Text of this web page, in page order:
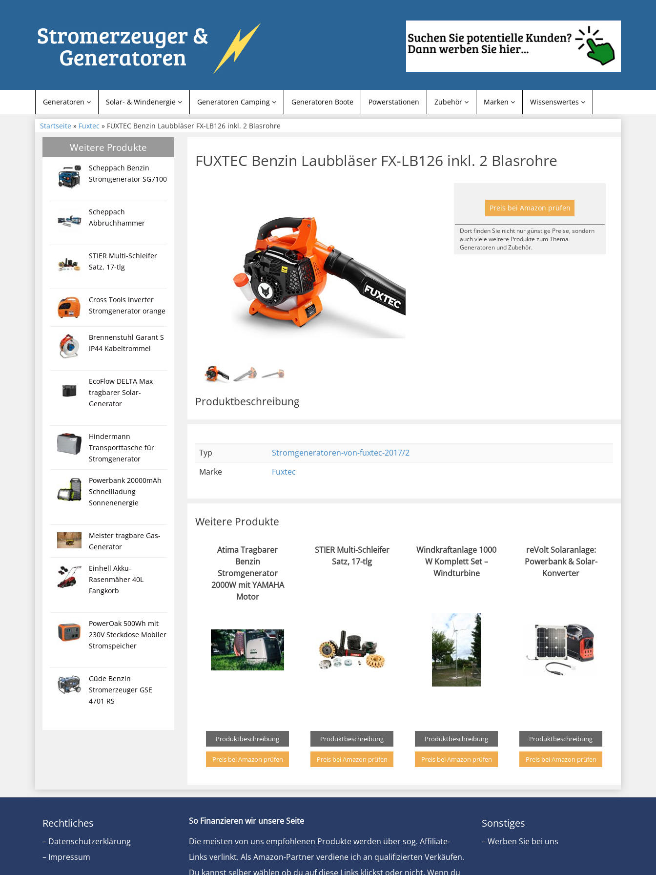
Generatoren Solar- & Windenergie Generatoren Camping Generatoren Boote Powerstationen Zubehör Marken Wissenswertes
Startseite » Fuxtec » FUXTEC Benzin Laubbläser FX-LB126 inkl. 2 Blasrohre
Weitere Produkte
Scheppach Benzin
Stromgenerator SG7100
Scheppach
Abbruchhammer
STIER Multi-Schleifer
Satz, 17-tlg
Cross Tools Inverter
Stromgenerator orange
Brennenstuhl Garant S
IP44 Kabeltrommel
EcoFlow DELTA Max
tragbarer Solar-
Generator
Hindermann
Transporttasche für
Stromgenerator
Powerbank 20000mAh
Schnellladung
Sonnenenergie
Meister tragbare Gas-
Generator
Einhell Akku-
Rasenmäher 40L
Fangkorb
PowerOak 500Wh mit
230V Steckdose Mobiler
Stromspeicher
Güde Benzin
Stromerzeuger GSE
4701 RS
FUXTEC Benzin Laubbläser FX-LB126 inkl. 2 Blasrohre
Preis bei Amazon prüfen
Dort finden Sie nicht nur günstige Preise, sondern
auch viele weitere Produkte zum Thema
Generatoren und Zubehör.
Produktbeschreibung
Typ
Stromgeneratoren-von-fuxtec-2017/2
Marke
Fuxtec
Weitere Produkte
Atima Tragbarer
Benzin
Stromgenerator
2000W mit YAMAHA
Motor
Produktbeschreibung
Preis bei Amazon prüfen
STIER Multi-Schleifer
Satz, 17-tlg
Produktbeschreibung
Preis bei Amazon prüfen
Windkraftanlage 1000
W Komplett Set –
Windturbine
Produktbeschreibung
Preis bei Amazon prüfen
reVolt Solaranlage:
Powerbank & Solar-
Konverter
Produktbeschreibung
Preis bei Amazon prüfen
Rechtliches
– Datenschutzerklärung
– Impressum
So Finanzieren wir unsere Seite
Die meisten von uns empfohlenen Produkte werden über sog. Affiliate-
Links verlinkt. Als Amazon-Partner verdiene ich an qualifizierten Verkäufen.
Du kannst selber wählen ob du auf diese Links klickst oder nicht. Wenn du
Sonstiges
– Werben Sie bei uns